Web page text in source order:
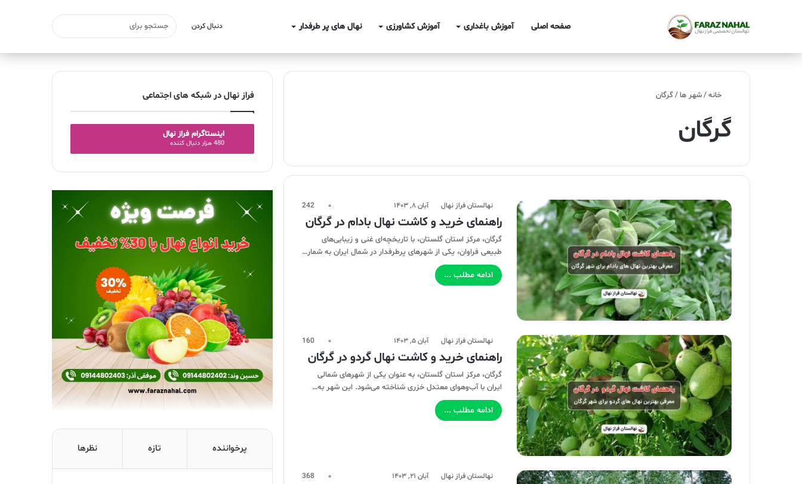
صفحه اصلی آموزش باغداری آموزش کشاورزی نهال های پر طرفدار دنبال کردن
خانه/شهر ها/گرگان
گرگان
نهالستان فراز نهال آبان ۸, ۱۴۰۳ ۰ 242
راهنمای خرید و کاشت نهال بادام در گرگان
گرگان، مرکز استان گلستان، با تاریخچه‌ای غنی و زیبایی‌های
طبیعی فراوان، یکی از شهرهای پرطرفدار در شمال ایران به شمار…
ادامه مطلب ...
نهالستان فراز نهال آبان ۵, ۱۴۰۳ ۰ 160
راهنمای خرید و کاشت نهال گردو در گرگان
گرگان، مرکز استان گلستان، به عنوان یکی از شهرهای شمالی
ایران با آب‌وهوای معتدل خزری شناخته می‌شود. این شهر به…
ادامه مطلب ...
نهالستان فراز نهال آبان ۲۱, ۱۴۰۳ ۰ 368
فراز نهال در شبکه های اجتماعی
اینستاگرام فراز نهال
480 هزار دنبال کننده
پرخواننده تازه نظرها